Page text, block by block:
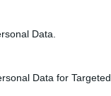
Data.
Data for Targeted
κονσέρβες